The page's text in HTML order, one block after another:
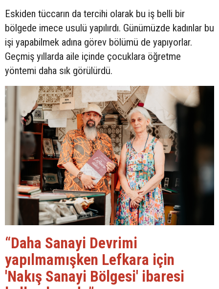
Eskiden tüccarın da tercihi olarak bu iş belli bir
bölgede imece usulü yapılırdı. Günümüzde kadınlar bu
işi yapabilmek adına görev bölümü de yapıyorlar.
Geçmiş yıllarda aile içinde çocuklara öğretme
yöntemi daha sık görülürdü.
“Daha Sanayi Devrimi
yapılmamışken Lefkara için
'Nakış Sanayi Bölgesi' ibaresi